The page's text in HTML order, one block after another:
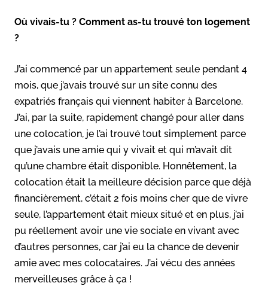
Où vivais-tu ? Comment as-tu trouvé ton logement
?
J’ai commencé par un appartement seule pendant 4
mois, que j’avais trouvé sur un site connu des
expatriés français qui viennent habiter à Barcelone.
J’ai, par la suite, rapidement changé pour aller dans
une colocation, je l’ai trouvé tout simplement parce
que j’avais une amie qui y vivait et qui m’avait dit
qu’une chambre était disponible. Honnêtement, la
colocation était la meilleure décision parce que déjà
financièrement, c’était 2 fois moins cher que de vivre
seule, l’appartement était mieux situé et en plus, j’ai
pu réellement avoir une vie sociale en vivant avec
d’autres personnes, car j’ai eu la chance de devenir
amie avec mes colocataires. J’ai vécu des années
merveilleuses grâce à ça !